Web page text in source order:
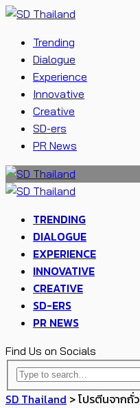
Trending
Dialogue
Experience
Innovative
Creative
SD-ers
PR News
TRENDING
DIALOGUE
EXPERIENCE
INNOVATIVE
CREATIVE
SD-ERS
PR NEWS
Find Us on Socials
SD Thailand >โปรตีนจากถั่ว